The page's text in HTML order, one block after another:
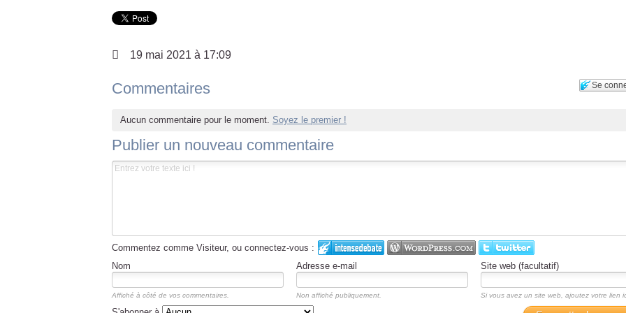
19 mai 2021 à 17:09
Se
Commentaires
Aucun commentaire pour le moment. Soyez le premier !
Publier un nouveau commentaire
Commentez comme Visiteur, ou connectez-vous :
Nom
Adresse e-mail Site web (facultatif)
Affiché à côté de vos commentaires. Non affiché publiquement. Si vous avez un site web, ajoutez votre lien